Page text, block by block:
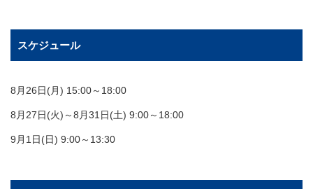
スケジュール
8月26日(月) 15:00～18:00
8月27日(火)～8月31日(土) 9:00～18:00
9月1日(日) 9:00～13:30